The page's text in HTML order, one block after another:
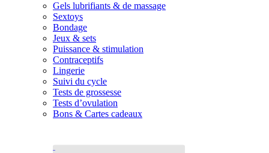
Gels lubrifiants & de massage
Sextoys
Bondage
Jeux & sets
Puissance & stimulation
Contraceptifs
Lingerie
Suivi du cycle
Tests de grossesse
Tests d’ovulation
Bons & Cartes cadeaux